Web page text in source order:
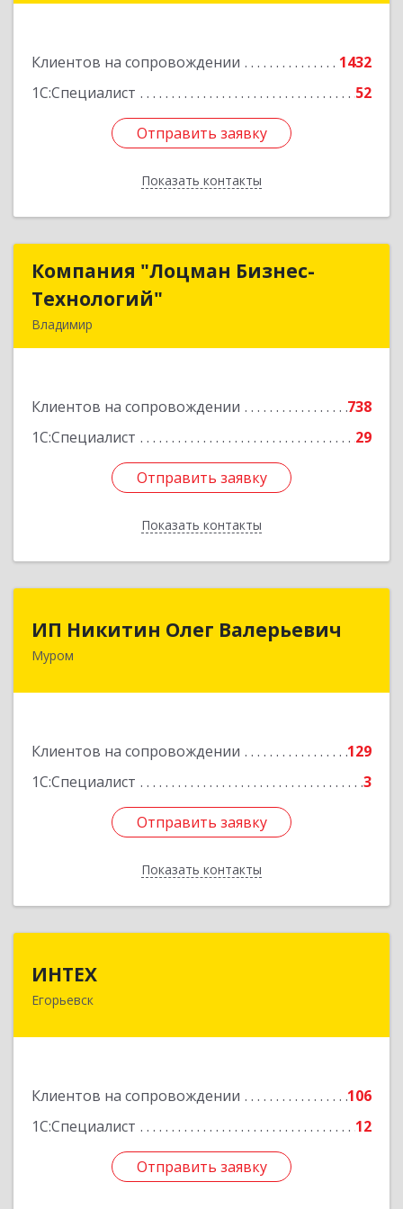
Клиентов на сопровождении
1432
1С:Специалист
52
Отправить заявку
Показать контакты
Отправить заявку
Назад
Компания "Лоцман Бизнес-
Технологий"
Владимир
Клиентов на сопровождении
738
1С:Специалист
29
Отправить заявку
Показать контакты
Компания "Лоцман Бизнес-
Подробнее
Отправить заявку
Назад
ИП Никитин Олег Валерьевич
Муром
Клиентов на сопровождении
129
1С:Специалист
3
Отправить заявку
Показать контакты
Отправить заявку
Назад
ИНТЕХ
Егорьевск
Клиентов на сопровождении
106
1С:Специалист
12
Отправить заявку
140300, Московская обл, Егорьевск г, 5-й мкр,
Отправить заявку